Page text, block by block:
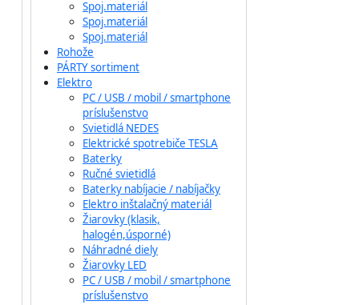
Spoj.materiál
Spoj.materiál
Spoj.materiál
Rohože
PÁRTY sortiment
Elektro
PC / USB / mobil / smartphone
príslušenstvo
Svietidlá NEDES
Elektrické spotrebiče TESLA
Baterky
Ručné svietidlá
Baterky nabíjacie / nabíjačky
Elektro inštalačný materiál
Žiarovky (klasik,
halogén,úsporné)
Náhradné diely
Žiarovky LED
PC / USB / mobil / smartphone
príslušenstvo